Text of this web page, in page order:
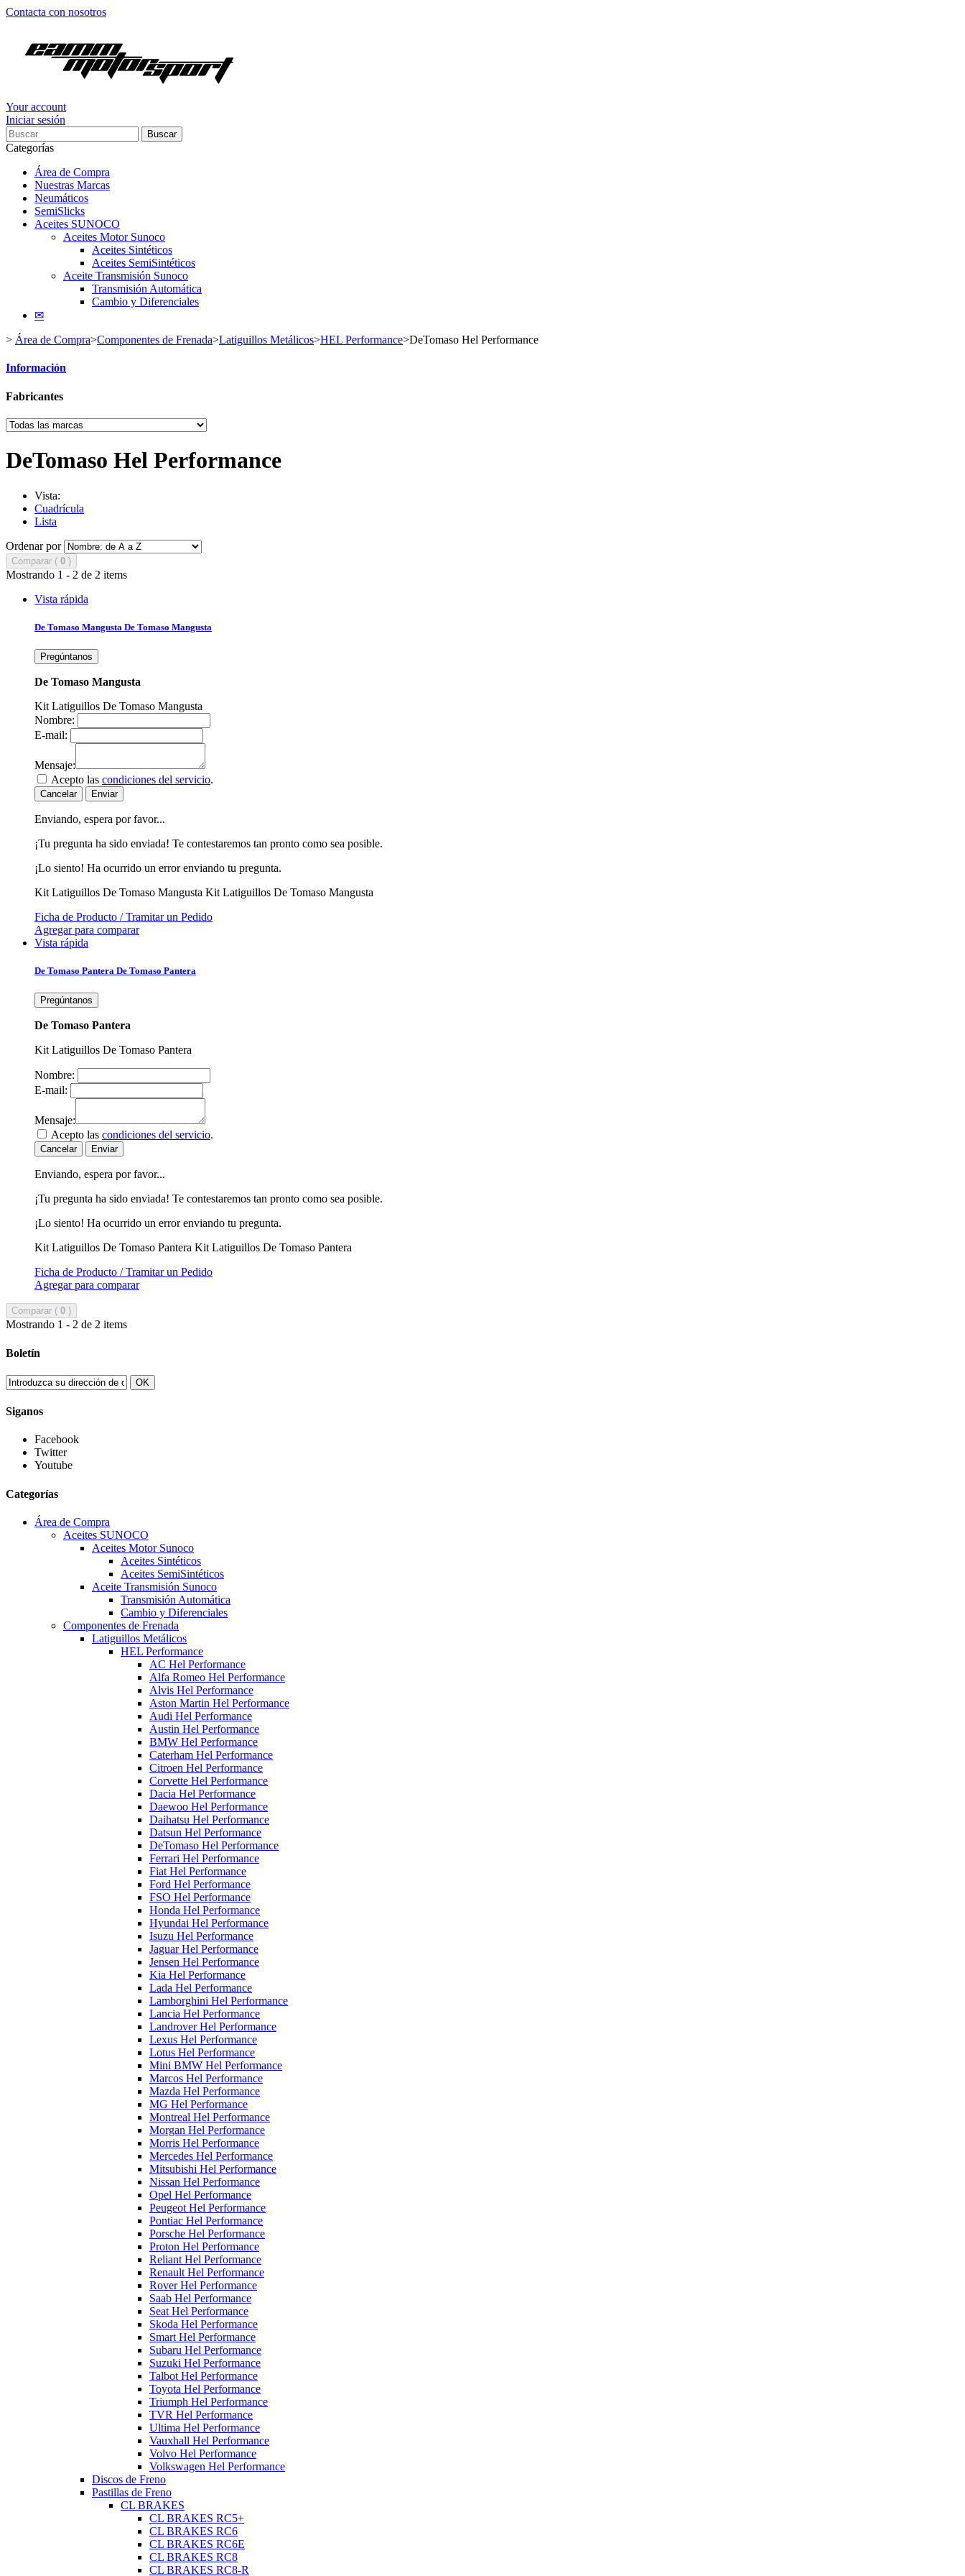
Contacta con nosotros
Your account
Iniciar sesión
Buscar
Categorías
Área de Compra
Nuestras Marcas
Neumáticos
SemiSlicks
Aceites SUNOCO
Aceites Motor Sunoco
Aceites Sintéticos
Aceites SemiSintéticos
Aceite Transmisión Sunoco
Transmisión Automática
Cambio y Diferenciales
✉
> Área de Compra>Componentes de Frenada>Latiguillos Metálicos>HEL Performance>DeTomaso Hel Performance
Información
Fabricantes
DeTomaso Hel Performance
Vista:
Cuadrícula
Lista
Ordenar por
Comparar ( 0 )
Mostrando 1 - 2 de 2 items
Vista rápida
De Tomaso Mangusta De Tomaso Mangusta
Pregúntanos
De Tomaso Mangusta
Kit Latiguillos De Tomaso Mangusta
Nombre:
E-mail:
Mensaje:
Acepto las condiciones del servicio.
Cancelar Enviar
Enviando, espera por favor...
¡Tu pregunta ha sido enviada! Te contestaremos tan pronto como sea posible.
¡Lo siento! Ha ocurrido un error enviando tu pregunta.
Kit Latiguillos De Tomaso Mangusta Kit Latiguillos De Tomaso Mangusta
Ficha de Producto / Tramitar un Pedido
Agregar para comparar
Vista rápida
De Tomaso Pantera De Tomaso Pantera
Pregúntanos
De Tomaso Pantera
Kit Latiguillos De Tomaso Pantera
Nombre:
E-mail:
Mensaje:
Acepto las condiciones del servicio.
Cancelar Enviar
Enviando, espera por favor...
¡Tu pregunta ha sido enviada! Te contestaremos tan pronto como sea posible.
¡Lo siento! Ha ocurrido un error enviando tu pregunta.
Kit Latiguillos De Tomaso Pantera Kit Latiguillos De Tomaso Pantera
Ficha de Producto / Tramitar un Pedido
Agregar para comparar
Comparar ( 0 )
Mostrando 1 - 2 de 2 items
Boletín
OK
Siganos
Facebook
Twitter
Youtube
Categorías
Área de Compra
Aceites SUNOCO
Aceites Motor Sunoco
Aceites Sintéticos
Aceites SemiSintéticos
Aceite Transmisión Sunoco
Transmisión Automática
Cambio y Diferenciales
Componentes de Frenada
Latiguillos Metálicos
HEL Performance
AC Hel Performance
Alfa Romeo Hel Performance
Alvis Hel Performance
Aston Martin Hel Performance
Audi Hel Performance
Austin Hel Performance
BMW Hel Performance
Caterham Hel Performance
Citroen Hel Performance
Corvette Hel Performance
Dacia Hel Performance
Daewoo Hel Performance
Daihatsu Hel Performance
Datsun Hel Performance
DeTomaso Hel Performance
Ferrari Hel Performance
Fiat Hel Performance
Ford Hel Performance
FSO Hel Performance
Honda Hel Performance
Hyundai Hel Performance
Isuzu Hel Performance
Jaguar Hel Performance
Jensen Hel Performance
Kia Hel Performance
Lada Hel Performance
Lamborghini Hel Performance
Lancia Hel Performance
Landrover Hel Performance
Lexus Hel Performance
Lotus Hel Performance
Mini BMW Hel Performance
Marcos Hel Performance
Mazda Hel Performance
MG Hel Performance
Montreal Hel Performance
Morgan Hel Performance
Morris Hel Performance
Mercedes Hel Performance
Mitsubishi Hel Performance
Nissan Hel Performance
Opel Hel Performance
Peugeot Hel Performance
Pontiac Hel Performance
Porsche Hel Performance
Proton Hel Performance
Reliant Hel Performance
Renault Hel Performance
Rover Hel Performance
Saab Hel Performance
Seat Hel Performance
Skoda Hel Performance
Smart Hel Performance
Subaru Hel Performance
Suzuki Hel Performance
Talbot Hel Performance
Toyota Hel Performance
Triumph Hel Performance
TVR Hel Performance
Ultima Hel Performance
Vauxhall Hel Performance
Volvo Hel Performance
Volkswagen Hel Performance
Discos de Freno
Pastillas de Freno
CL BRAKES
CL BRAKES RC5+
CL BRAKES RC6
CL BRAKES RC6E
CL BRAKES RC8
CL BRAKES RC8-R